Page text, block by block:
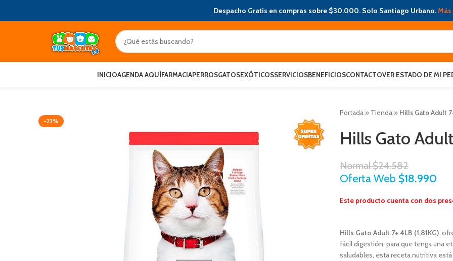
Despacho Gratis en compras sobre $30.000. Solo Santiago Urbano.
INICIOAGENDA AQUÍFARMACIAPERROSGATOSEXÓTICOSSERVICIOSBENEFICIOSCONTACTOVER ESTADO DE MI
-23%
Portada » Tienda » Hills Gato Adult
Hills Gato
Normal$24.582
Oferta Web $18.990
Este producto cuenta con dos
Hills Gato Adult 7+ 4LB (1,81KG)
fácil digestión, para que tenga una
saludables, esta receta nutritiva